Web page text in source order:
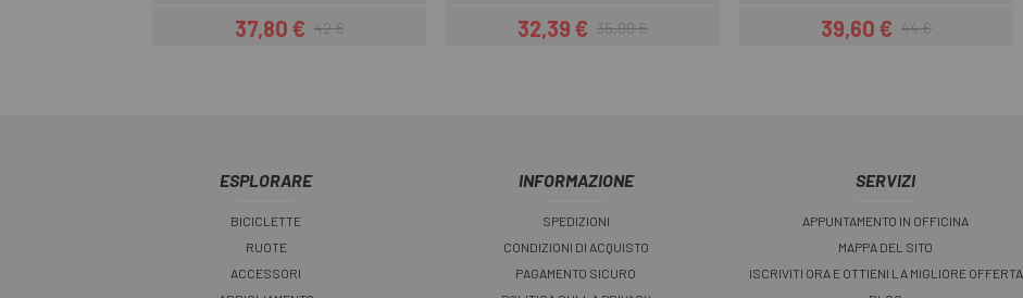
Prezzo
37,80 €Prezzo base
42 €
Prezzo
32,39 €Prezzo base
35,99 €
Prezzo
39,60 €Prezzo base
44 €
ESPLORARE
BICICLETTE
RUOTE
ACCESSORI
INFORMAZIONE
SPEDIZIONI
CONDIZIONI DI ACQUISTO
PAGAMENTO SICURO
SERVIZI
APPUNTAMENTO IN OFFICINA
MAPPA DEL SITO
ISCRIVITI ORA E OTTIENI LA MIGLIORE OFFERTA